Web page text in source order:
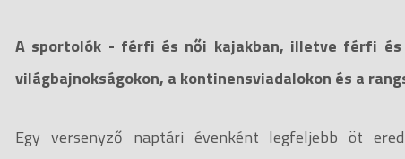
A sportolók - férfi és női kajakban, illetve férfi
világbajnokságokon, a kontinensviadalokon és a
Egy versenyző naptári évenként legfeljebb öt